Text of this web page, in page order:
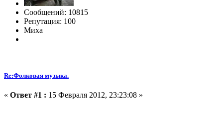
Сообщений: 10815
Репутация: 100
Миха
Re:Фолковая музыка.
« Ответ #1 : 15 Февраля 2012, 23:23:08 »